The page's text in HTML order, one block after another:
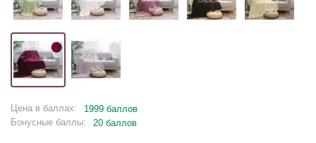
Цена в баллах:
1999 баллов
Бонусные баллы:
20 баллов